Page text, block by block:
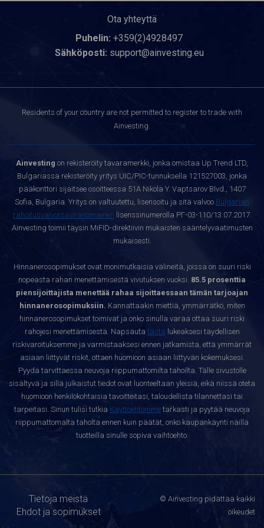
Ota yhteyttä
Puhelin: +359(2)4928497
Sähköposti: support@ainvesting.eu
Residents of your country are not permitted to register to trade with
Ainvesting.
Ainvesting on rekisteröity tavaramerkki, jonka omistaa Up Trend LTD,
Bulgariassa rekisteröity yritys UIC/PIC-tunnuksella 121527003, jonka
pääkonttori sijaitsee osoitteessa 51A Nikola Y. Vaptsarov Blvd., 1407
Sofia, Bulgaria. Yritys on valtuutettu, lisensoitu ja sitä valvoo Bulgarian
rahoitusvalvontaviranomainen lisenssinumerolla РГ-03-110/13.07.2017.
Ainvesting toimii täysin MiFID-direktiivin mukaisten sääntelyvaatimusten
mukaisesti.
Hinnanerosopimukset ovat monimutkaisia välineitä, joissa on suuri riski
nopeasta rahan menettämisestä vivutuksen vuoksi. 85.5 prosenttia
piensijoittajista menettää rahaa sijoittaessaan tämän tarjoajan
hinnanerosopimuksiin. Kannattaakin miettiä, ymmärrätkö, miten
hinnanerosopimukset toimivat ja onko sinulla varaa ottaa suuri riski
rahojesi menettämisestä. Napsauta tästä lukeaksesi täydellisen
riskivaroituksemme ja varmistaaksesi ennen jatkamista, että ymmärrät
asiaan liittyvät riskit, ottaen huomioon asiaan liittyvän kokemuksesi.
Pyydä tarvittaessa neuvoja riippumattomilta tahoilta. Tälle sivustolle
sisältyvä ja sillä julkaistut tiedot ovat luonteeltaan yleisiä, eikä niissä oteta
huomioon henkilökohtaisia tavoitteitasi, taloudellista tilannettasi tai
tarpeitasi. Sinun tulisi tutkia Käyttöehtomme tarkasti ja pyytää neuvoja
riippumattomalta taholta ennen kuin päätät, onko kaupankäynti näillä
tuotteilla sinulle sopiva vaihtoehto.
Tietoja meistä
Ehdot ja sopimukset
© Ainvesting pidättää kaikki
oikeudet